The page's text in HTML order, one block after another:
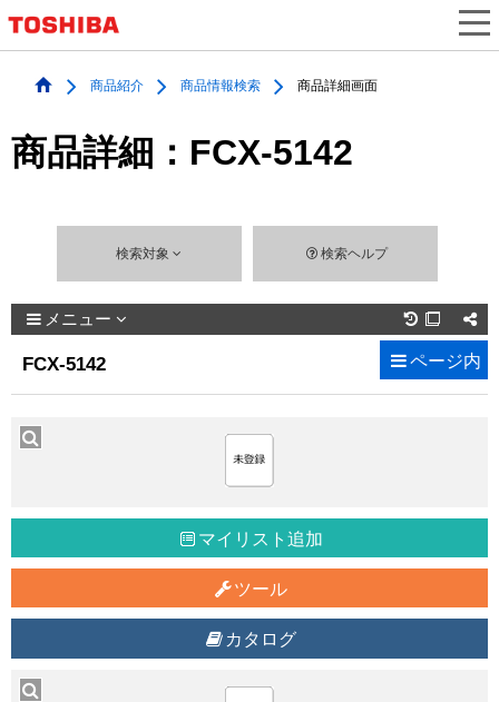
商品紹介 商品情報検索 商品詳細画面
商品詳細：FCX-5142
検索対象 検索ヘルプ
メニュー 
FCX-5142 ページ内
マイリスト追加
ツール
カタログ